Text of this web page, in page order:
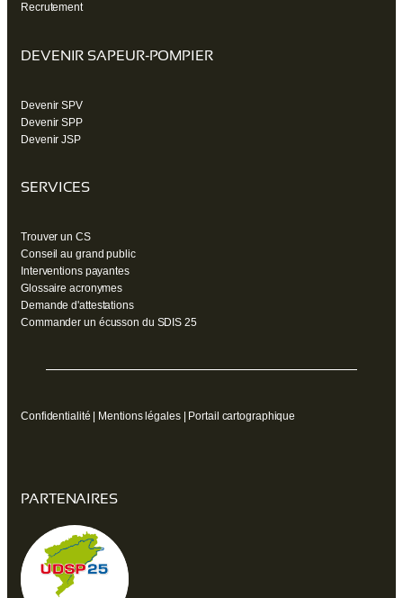
Recrutement
DEVENIR SAPEUR-POMPIER
Devenir SPV
Devenir SPP
Devenir JSP
SERVICES
Trouver un CS
Conseil au grand public
Interventions payantes
Glossaire acronymes
Demande d'attestations
Commander un écusson du SDIS 25
Confidentialité | Mentions légales| Portail cartographique
PARTENAIRES